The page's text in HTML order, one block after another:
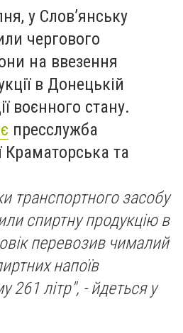
у Слов’янську
чергового
на ввезення
в Донецькій
воєнного стану.
пресслужба
Краматорська та
транспортного засобу
спиртну продукцію в
перевозив чималий
напоїв
261 літр", - йдеться у